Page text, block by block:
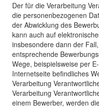
Der für die Verarbeitung
die personenbezogenen
der Abwicklung des
kann auch auf
insbesondere dann der
entsprechende
Wege, beispielsweise per
Internetseite befindliches
Verarbeitung
Verarbeitung
einem Bewerber, werden